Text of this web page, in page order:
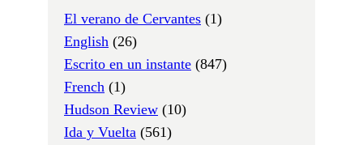
El verano de Cervantes (1)
English (26)
Escrito en un instante (847)
French (1)
Hudson Review (10)
Ida y Vuelta (561)